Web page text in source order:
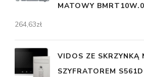
MATOWY
264,63zł
VIDOS ZE SKRZYNKĄ
SZYFRATOREM